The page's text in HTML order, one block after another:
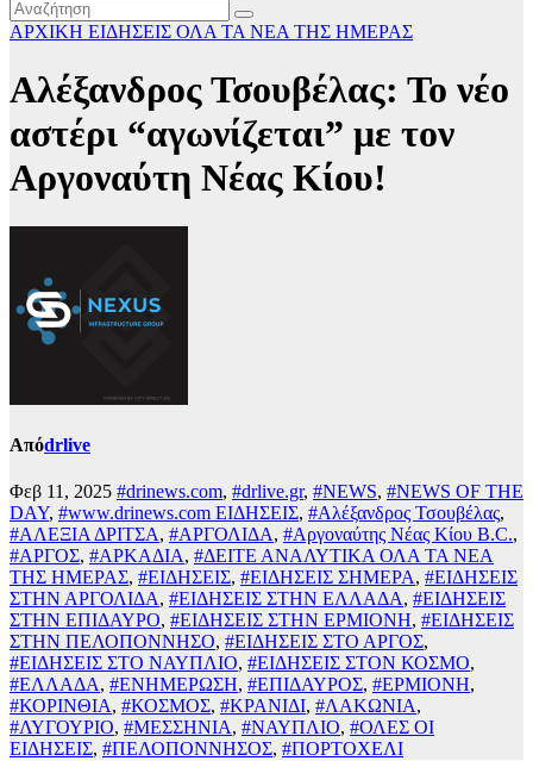
ΑΡΧΙΚΗ ΕΙΔΗΣΕΙΣ ΟΛΑ ΤΑ ΝΕΑ ΤΗΣ ΗΜΕΡΑΣ
Αλέξανδρος Τσουβέλας: Το νέο
αστέρι “αγωνίζεται” με τον
Αργοναύτη Νέας Κίου!
Απόdrlive
Φεβ 11, 2025 #drinews.com, #drlive.gr, #NEWS, #NEWS OF THE
DAY, #www.drinews.com ΕΙΔΗΣΕΙΣ, #Αλέξανδρος Τσουβέλας,
#ΑΛΕΞΙΑ ΔΡΙΤΣΑ, #ΑΡΓΟΛΙΔΑ, #Αργοναύτης Νέας Κίου B.C.,
#ΑΡΓΟΣ, #ΑΡΚΑΔΙΑ, #ΔΕΙΤΕ ΑΝΑΛΥΤΙΚΑ ΟΛΑ ΤΑ ΝΕΑ
ΤΗΣ ΗΜΕΡΑΣ, #ΕΙΔΗΣΕΙΣ, #ΕΙΔΗΣΕΙΣ ΣΗΜΕΡΑ, #ΕΙΔΗΣΕΙΣ
ΣΤΗΝ ΑΡΓΟΛΙΔΑ, #ΕΙΔΗΣΕΙΣ ΣΤΗΝ ΕΛΛΑΔΑ, #ΕΙΔΗΣΕΙΣ
ΣΤΗΝ ΕΠΙΔΑΥΡΟ, #ΕΙΔΗΣΕΙΣ ΣΤΗΝ ΕΡΜΙΟΝΗ, #ΕΙΔΗΣΕΙΣ
ΣΤΗΝ ΠΕΛΟΠΟΝΝΗΣΟ, #ΕΙΔΗΣΕΙΣ ΣΤΟ ΑΡΓΟΣ,
#ΕΙΔΗΣΕΙΣ ΣΤΟ ΝΑΥΠΛΙΟ, #ΕΙΔΗΣΕΙΣ ΣΤΟΝ ΚΟΣΜΟ,
#ΕΛΛΑΔΑ, #ΕΝΗΜΕΡΩΣΗ, #ΕΠΙΔΑΥΡΟΣ, #ΕΡΜΙΟΝΗ,
#ΚΟΡΙΝΘΙΑ, #ΚΟΣΜΟΣ, #ΚΡΑΝΙΔΙ, #ΛΑΚΩΝΙΑ,
#ΛΥΓΟΥΡΙΟ, #ΜΕΣΣΗΝΙΑ, #ΝΑΥΠΛΙΟ, #ΟΛΕΣ ΟΙ
ΕΙΔΗΣΕΙΣ, #ΠΕΛΟΠΟΝΝΗΣΟΣ, #ΠΟΡΤΟΧΕΛΙ